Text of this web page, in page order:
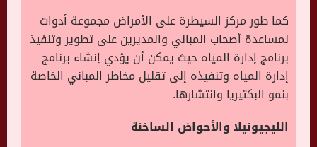
كما طور مركز السيطرة على الأمراض مجموعة أدوات
لمساعدة أصحاب المباني والمديرين على تطوير وتنفيذ
برنامج إدارة المياه حيث يمكن أن يؤدي إنشاء برنامج
إدارة المياه وتنفيذه إلى تقليل مخاطر المباني الخاصة
بنمو البكتيريا وانتشارها.
الليجيونيلا والأحواض الساخنة